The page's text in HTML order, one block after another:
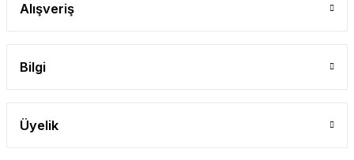
Alışveriş
Bilgi
Üyelik